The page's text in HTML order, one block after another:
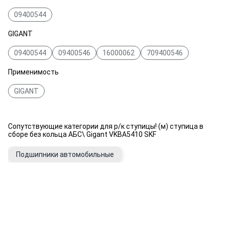
09400544
GIGANT
09400544 09400546 16000062 709400546
Применимость
GIGANT
Сопутствующие категории для р/к ступицы! (м) ступица в
сборе без кольца АБС\ Gigant VKBA5410 SKF
Подшипники автомобильные